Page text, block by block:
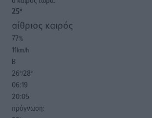
25°
αίθριος καιρός
77%
11km/h
Β
26°/28°
06:19
20:05
πρόγνωση: